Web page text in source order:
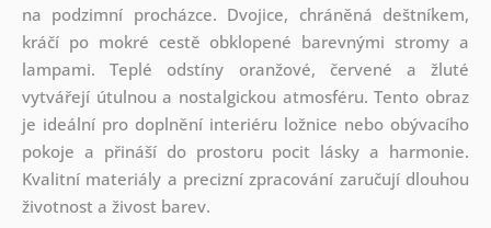
na podzimní procházce. Dvojice, chráněná deštníkem,
kráčí po mokré cestě obklopené barevnými stromy a
lampami. Teplé odstíny oranžové, červené a žluté
vytvářejí útulnou a nostalgickou atmosféru. Tento obraz
je ideální pro doplnění interiéru ložnice nebo obývacího
pokoje a přináší do prostoru pocit lásky a harmonie.
Kvalitní materiály a precizní zpracování zaručují dlouhou
životnost a živost barev.